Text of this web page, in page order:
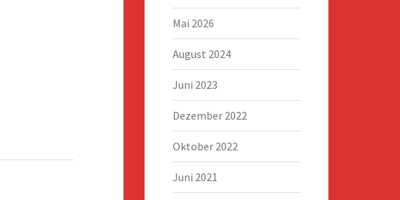
Mai 2026
August 2024
Juni 2023
Dezember 2022
Oktober 2022
Juni 2021